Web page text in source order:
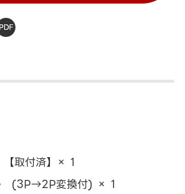
取付済】 × 1
(3P→2P変換付) × 1